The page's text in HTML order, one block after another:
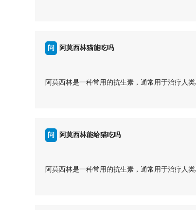
- 在使用过程中，及时观察小猫的病情变化，如有
小猫可以吃阿莫西林，但一定要在兽医的指导下
...
量和用法也不同。
2、为什么需要在兽医的指导下使用阿莫西林？
疗效果不佳。
猫可以吃阿莫西林，但必须在兽医的指导下进行
抗生素。
问 阿莫西林猫能吃吗
阿莫西林是一种常用的抗生素，通常用于治疗人
阿莫西林可以用于治疗猫的细菌感染，如呼吸道
3、用药剂量和频率
4、注意事项
在给猫使用阿莫西林时，要注意观察猫的反应，
问 阿莫西林能给猫吃吗
阿莫西林是一种常用的抗生素，通常用于治疗人